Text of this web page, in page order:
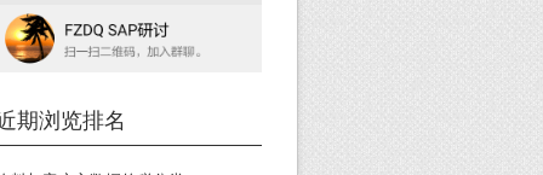
期浏览排名